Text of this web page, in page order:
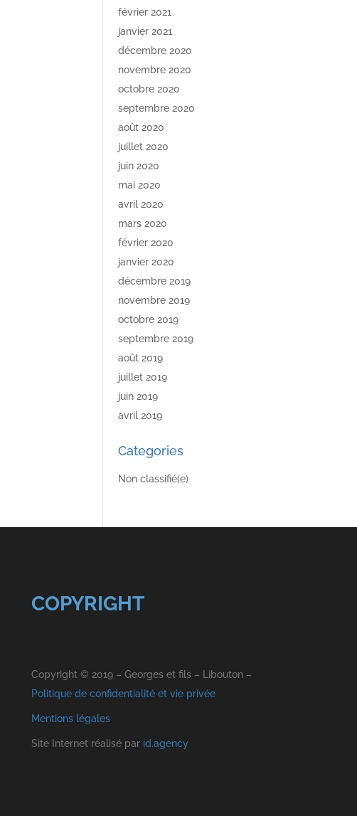
février 2021
janvier 2021
décembre 2020
novembre 2020
octobre 2020
septembre 2020
août 2020
juillet 2020
juin 2020
mai 2020
avril 2020
mars 2020
février 2020
janvier 2020
décembre 2019
novembre 2019
octobre 2019
septembre 2019
août 2019
juillet 2019
juin 2019
avril 2019
Categories
Non classifié(e)
COPYRIGHT
Copyright © 2019 – Georges et fils – Libouton –
Politique de confidentialité et vie privée
Mentions légales
Site Internet réalisé par id.agency